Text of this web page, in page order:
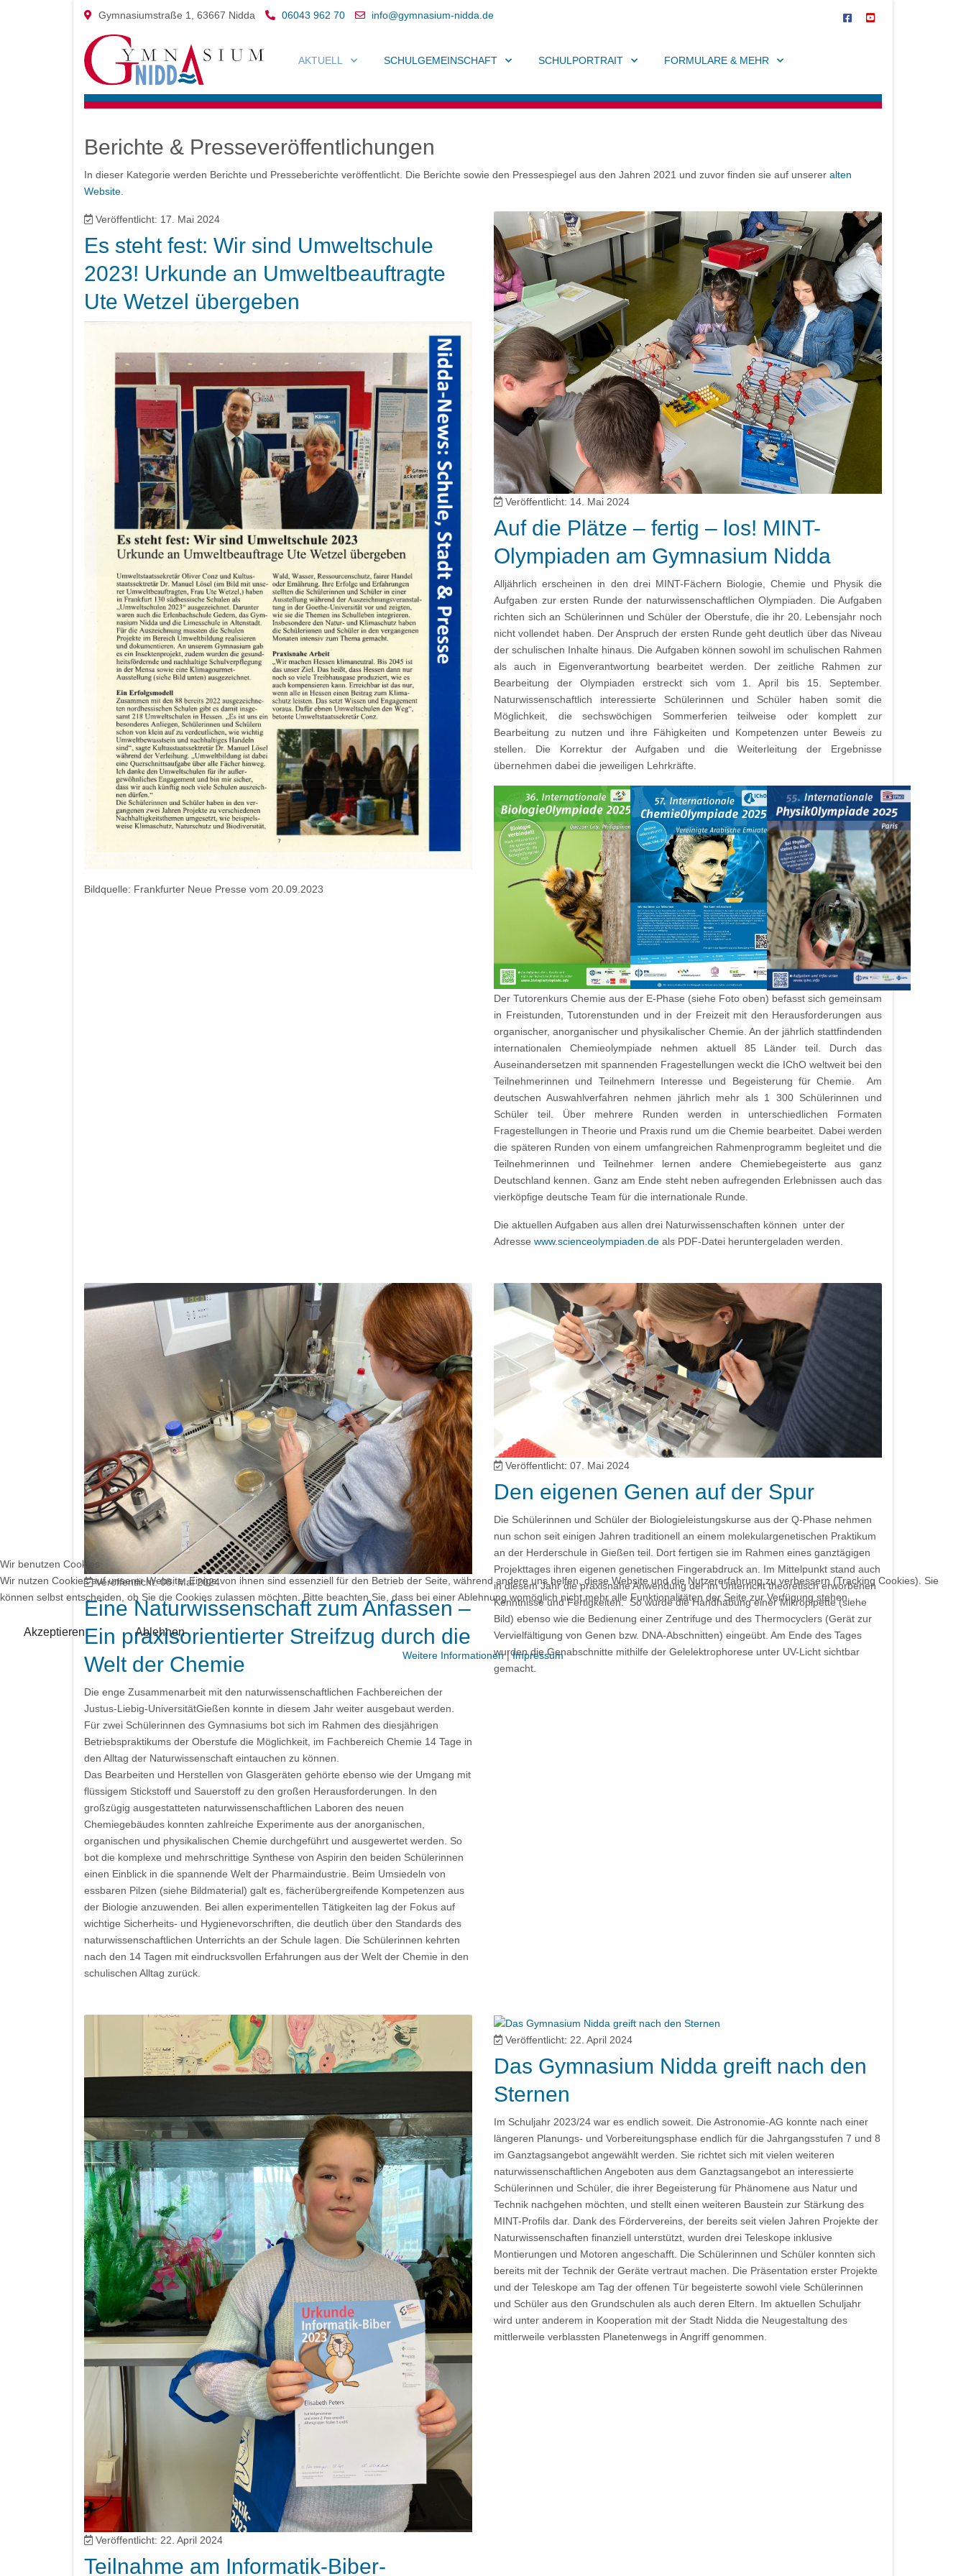
Gymnasiumstraße 1, 63667 Nidda 06043 962 70 info@gymnasium-nidda.de
AKTUELL SCHULGEMEINSCHAFT SCHULPORTRAIT FORMULARE & MEHR
Berichte & Presseveröffentlichungen
In dieser Kategorie werden Berichte und Presseberichte veröffentlicht. Die Berichte sowie den Pressespiegel aus den Jahren 2021 und zuvor finden sie auf unserer alten
Website
Veröffentlicht: 17. Mai 2024
Es steht fest: Wir sind Umweltschule
2023! Urkunde an Umweltbeauftragte
Ute Wetzel übergeben
Bildquelle: Frankfurter Neue Presse vom 20.09.2023
Veröffentlicht: 14. Mai 2024
Auf die Plätze – fertig – los! MINT-
Olympiaden am Gymnasium Nidda
Alljährlich erscheinen in den drei MINT-Fächern Biologie, Chemie und Physik die
Aufgaben zur ersten Runde der naturwissenschaftlichen Olympiaden. Die Aufgaben
richten sich an Schülerinnen und Schüler der Oberstufe, die ihr 20. Lebensjahr noch
nicht vollendet haben. Der Anspruch der ersten Runde geht deutlich über das Niveau
der schulischen Inhalte hinaus. Die Aufgaben können sowohl im schulischen Rahmen
als auch in Eigenverantwortung bearbeitet werden. Der zeitliche Rahmen zur
Bearbeitung der Olympiaden erstreckt sich vom 1. April bis 15. September.
Naturwissenschaftlich interessierte Schülerinnen und Schüler haben somit die
Möglichkeit, die sechswöchigen Sommerferien teilweise oder komplett zur
Bearbeitung zu nutzen und ihre Fähigkeiten und Kompetenzen unter Beweis zu
stellen. Die Korrektur der Aufgaben und die Weiterleitung der Ergebnisse
übernehmen dabei die jeweiligen Lehrkräfte.
Der Tutorenkurs Chemie aus der E-Phase (siehe Foto oben) befasst sich gemeinsam
in Freistunden, Tutorenstunden und in der Freizeit mit den Herausforderungen aus
organischer, anorganischer und physikalischer Chemie. An der jährlich stattfindenden
internationalen Chemieolympiade nehmen aktuell 85 Länder teil. Durch das
Auseinandersetzen mit spannenden Fragestellungen weckt die IChO weltweit bei den
Teilnehmerinnen und Teilnehmern Interesse und Begeisterung für Chemie. Am
deutschen Auswahlverfahren nehmen jährlich mehr als 1 300 Schülerinnen und
Schüler teil. Über mehrere Runden werden in unterschiedlichen Formaten
Fragestellungen in Theorie und Praxis rund um die Chemie bearbeitet. Dabei werden
die späteren Runden von einem umfangreichen Rahmenprogramm begleitet und die
Teilnehmerinnen und Teilnehmer lernen andere Chemiebegeisterte aus ganz
Deutschland kennen. Ganz am Ende steht neben aufregenden Erlebnissen auch das
vierköpfige deutsche Team für die internationale Runde.
Die aktuellen Aufgaben aus allen drei Naturwissenschaften können unter der
Adresse www.scienceolympiaden.de als PDF-Datei heruntergeladen werden.
Veröffentlicht: 08. Mai 2024
Eine Naturwissenschaft zum Anfassen –
Ein praxisorientierter Streifzug durch die
Welt der Chemie
Die enge Zusammenarbeit mit den naturwissenschaftlichen Fachbereichen der
Justus-Liebig-UniversitätGießen konnte in diesem Jahr weiter ausgebaut werden.
Für zwei Schülerinnen des Gymnasiums bot sich im Rahmen des diesjährigen
Betriebspraktikums der Oberstufe die Möglichkeit, im Fachbereich Chemie 14 Tage in
den Alltag der Naturwissenschaft eintauchen zu können.
Das Bearbeiten und Herstellen von Glasgeräten gehörte ebenso wie der Umgang mit
flüssigem Stickstoff und Sauerstoff zu den großen Herausforderungen. In den
großzügig ausgestatteten naturwissenschaftlichen Laboren des neuen
Chemiegebäudes konnten zahlreiche Experimente aus der anorganischen,
organischen und physikalischen Chemie durchgeführt und ausgewertet werden. So
bot die komplexe und mehrschrittige Synthese von Aspirin den beiden Schülerinnen
einen Einblick in die spannende Welt der Pharmaindustrie. Beim Umsiedeln von
essbaren Pilzen (siehe Bildmaterial) galt es, fächerübergreifende Kompetenzen aus
der Biologie anzuwenden. Bei allen experimentellen Tätigkeiten lag der Fokus auf
wichtige Sicherheits- und Hygienevorschriften, die deutlich über den Standards des
naturwissenschaftlichen Unterrichts an der Schule lagen. Die Schülerinnen kehrten
nach den 14 Tagen mit eindrucksvollen Erfahrungen aus der Welt der Chemie in den
schulischen Alltag zurück.
Veröffentlicht: 07. Mai 2024
Den eigenen Genen auf der Spur
Die Schülerinnen und Schüler der Biologieleistungskurse aus der Q-Phase nehmen
nun schon seit einigen Jahren traditionell an einem molekulargenetischen Praktikum
an der Herderschule in Gießen teil. Dort fertigen sie im Rahmen eines ganztägigen
Projekttages ihren eigenen genetischen Fingerabdruck an. Im Mittelpunkt stand auch
in diesem Jahr die praxisnahe Anwendung der im Unterricht theoretisch erworbenen
Kenntnisse und Fertigkeiten. So wurde die Handhabung einer Mikropipette (siehe
Bild) ebenso wie die Bedienung einer Zentrifuge und des Thermocyclers (Gerät zur
Vervielfältigung von Genen bzw. DNA-Abschnitten) eingeübt. Am Ende des Tages
wurden die Genabschnitte mithilfe der Gelelektrophorese unter UV-Licht sichtbar
gemacht.
Veröffentlicht: 22. April 2024
Teilnahme am Informatik-Biber-
Veröffentlicht: 22. April 2024
Das Gymnasium Nidda greift nach den
Sternen
Im Schuljahr 2023/24 war es endlich soweit. Die Astronomie-AG konnte nach einer
längeren Planungs- und Vorbereitungsphase endlich für die Jahrgangsstufen 7 und 8
im Ganztagsangebot angewählt werden. Sie richtet sich mit vielen weiteren
naturwissenschaftlichen Angeboten aus dem Ganztagsangebot an interessierte
Schülerinnen und Schüler, die ihrer Begeisterung für Phänomene aus Natur und
Technik nachgehen möchten, und stellt einen weiteren Baustein zur Stärkung des
MINT-Profils dar. Dank des Fördervereins, der bereits seit vielen Jahren Projekte der
Naturwissenschaften finanziell unterstützt, wurden drei Teleskope inklusive
Montierungen und Motoren angeschafft. Die Schülerinnen und Schüler konnten sich
bereits mit der Technik der Geräte vertraut machen. Die Präsentation erster Projekte
und der Teleskope am Tag der offenen Tür begeisterte sowohl viele Schülerinnen
und Schüler aus den Grundschulen als auch deren Eltern. Im aktuellen Schuljahr
wird unter anderem in Kooperation mit der Stadt Nidda die Neugestaltung des
mittlerweile verblassten Planetenwegs in Angriff genommen.
Wir benutzen Cookies
Wir nutzen Cookies auf unserer Website. Einige von ihnen sind essenziell für den Betrieb der Seite, während andere uns helfen, diese Website und die Nutzererfahrung zu verbessern (Tracking Cookies). Sie
können selbst entscheiden, ob Sie die Cookies zulassen möchten. Bitte beachten Sie, dass bei einer Ablehnung womöglich nicht mehr alle Funktionalitäten der Seite zur Verfügung stehen.
Akzeptieren Ablehnen
Weitere Informationen|Impressum